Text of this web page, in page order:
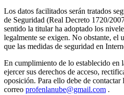
Los datos facilitados serán tratados
de Seguridad (Real Decreto 1720/
sentido la titular ha adoptado los
legalmente se exigen. No obstante, el
que las medidas de seguridad en
En cumplimiento de lo establecido en
ejercer sus derechos de acceso,
oposición. Para ello debe de contactar
correo profenlanube@gmail.com .